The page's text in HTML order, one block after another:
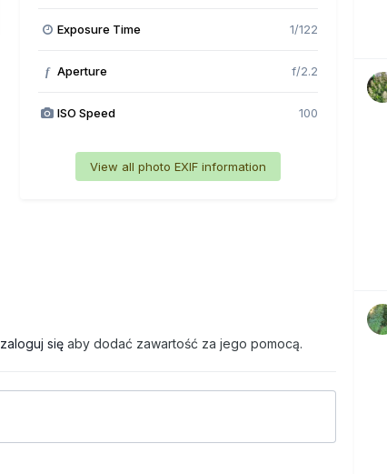
Exposure Time 1/122
f Aperture f/2.2
ISO Speed 100
View all photo EXIF information
zaloguj się aby dodać zawartość za jego pomocą.